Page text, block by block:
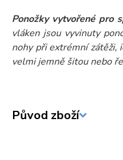
Ponožky vytvořené pro
vláken jsou vyvinuty
nohy při extrémní zátěži,
velmi jemně šitou nebo
Původ zboží